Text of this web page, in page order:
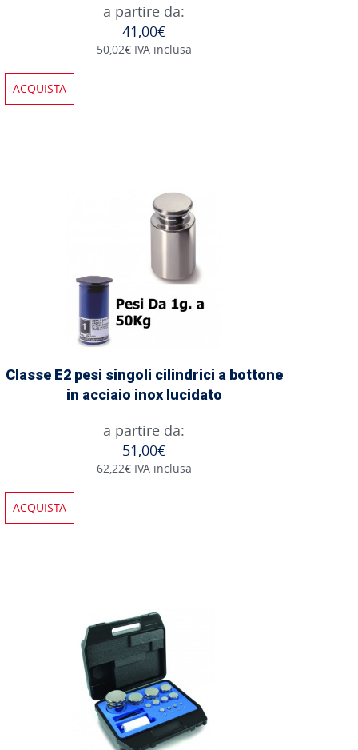
a partire da:
41,00€
50,02€ IVA inclusa
ACQUISTA
Classe E2 pesi singoli cilindrici a bottone
in acciaio inox lucidato
a partire da:
51,00€
62,22€ IVA inclusa
ACQUISTA